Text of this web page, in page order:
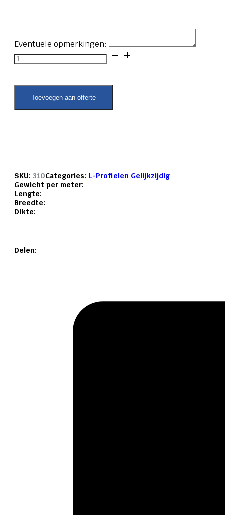
Eventuele opmerkingen:
L-
profiel
-
35x35x2
aantal
Toevoegen aan offerte
SKU: 310Categories: L-Profielen Gelijkzijdig
Gewicht per meter:
Lengte:
Breedte:
Dikte:
Delen: